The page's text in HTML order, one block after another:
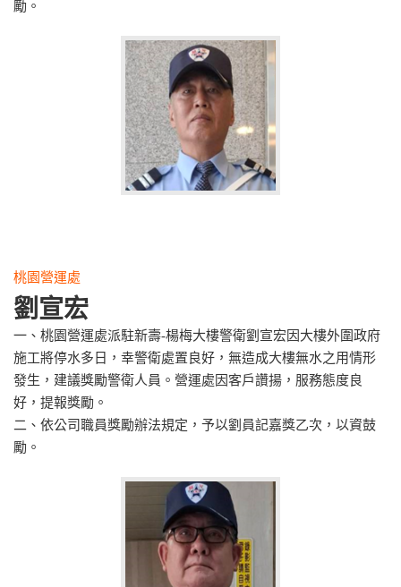
勵。
桃園營運處
劉宣宏
一、桃園營運處派駐新壽-楊梅大樓警衛劉宣宏因大樓外圍政府
施工將停水多日，幸警衛處置良好，無造成大樓無水之用情形
發生，建議獎勵警衛人員。營運處因客戶讚揚，服務態度良
好，提報獎勵。
二、依公司職員獎勵辦法規定，予以劉員記嘉獎乙次，以資鼓
勵。